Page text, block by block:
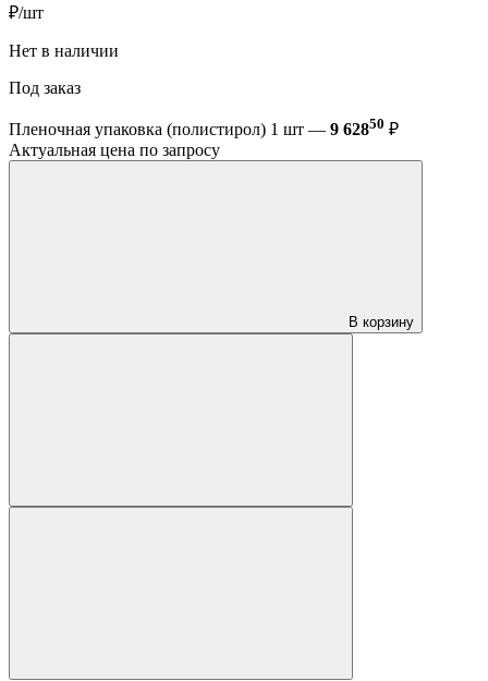
₽/шт
Нет в наличии
Под заказ
Пленочная упаковка (полистирол) 1 шт — 9 62850 ₽
Актуальная цена по запросу
В корзину